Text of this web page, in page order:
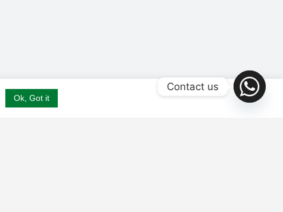
Ok, Got it
Contact us